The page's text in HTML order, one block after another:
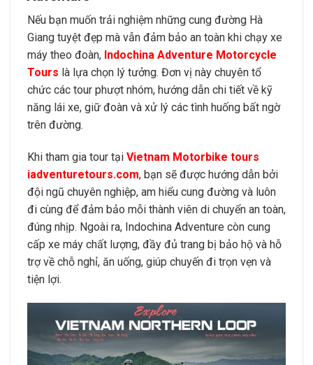
Nếu bạn muốn trải nghiệm những cung đường Hà
Giang tuyệt đẹp mà vẫn đảm bảo an toàn khi chạy xe
máy theo đoàn, Indochina Adventure Motorcycle
Tours là lựa chọn lý tưởng. Đơn vị này chuyên tổ
chức các tour phượt nhóm, hướng dẫn chi tiết về kỹ
năng lái xe, giữ đoàn và xử lý các tình huống bất ngờ
trên đường.
Khi tham gia tour tại Vietnam Motorbike tours
iadventuretours.com, bạn sẽ được hướng dẫn bởi
đội ngũ chuyên nghiệp, am hiểu cung đường và luôn
đi cùng để đảm bảo mỗi thành viên di chuyển an toàn,
đúng nhịp. Ngoài ra, Indochina Adventure còn cung
cấp xe máy chất lượng, đầy đủ trang bị bảo hộ và hỗ
trợ về chỗ nghỉ, ăn uống, giúp chuyến đi trọn vẹn và
tiện lợi.